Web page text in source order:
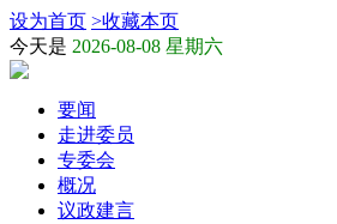
设为首页 >收藏本页
今天是 2026-08-08 星期六
要闻
走进委员
专委会
概况
议政建言